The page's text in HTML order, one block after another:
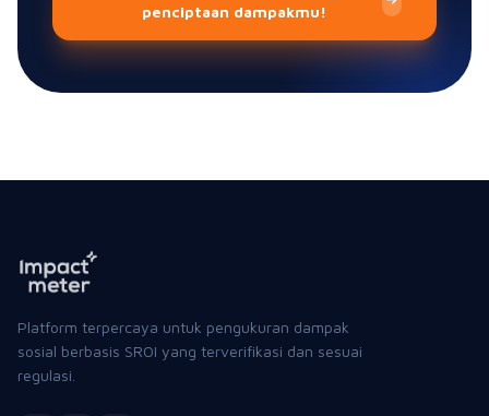
penciptaan dampakmu!
Platform terpercaya untuk pengukuran dampak
sosial berbasis SROI yang terverifikasi dan sesuai
regulasi.